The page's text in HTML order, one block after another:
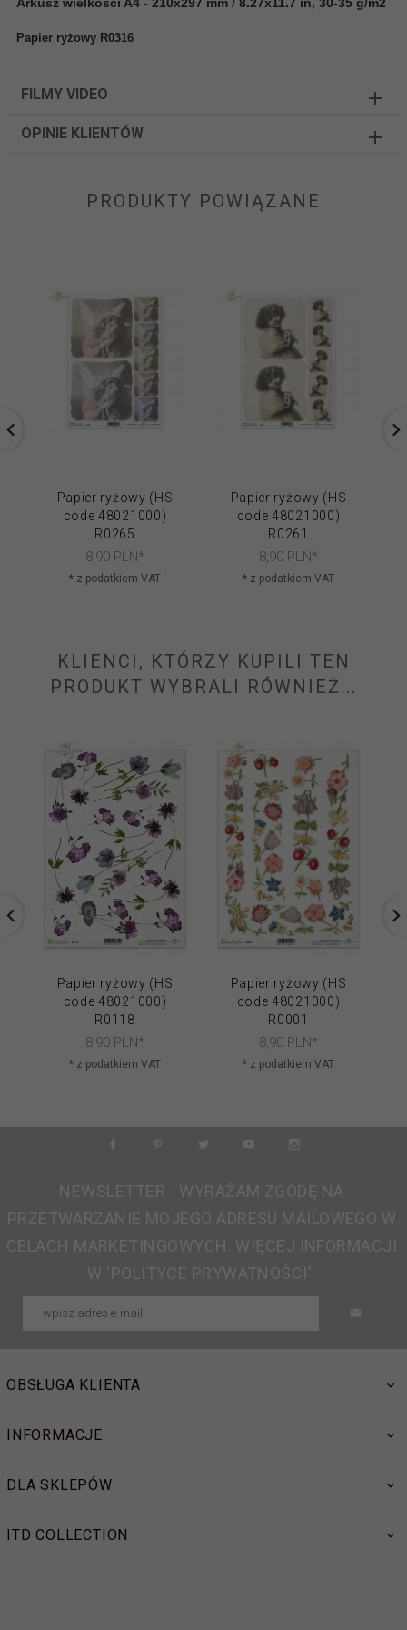
Papier ryżowy R0316
FILMY VIDEO
OPINIE KLIENTÓW
PRODUKTY POWIĄZANE
Papier ryżowy (HS
code 48021000)
R0265
8,90 PLN*
* z podatkiem VAT
Papier ryżowy (HS
code 48021000)
R0261
8,90 PLN*
* z podatkiem VAT
KLIENCI, KTÓRZY KUPILI TEN
PRODUKT WYBRALI RÓWNIEŻ...
Papier ryżowy (HS
code 48021000)
R0118
8,90 PLN*
* z podatkiem VAT
Papier ryżowy (HS
code 48021000)
R0001
8,90 PLN*
* z podatkiem VAT
NEWSLETTER - WYRAŻAM ZGODĘ NA
PRZETWARZANIE MOJEGO ADRESU MAILOWEGO W
CELACH MARKETINGOWYCH. WIĘCEJ INFORMACJI
W 'POLITYCE PRYWATNOŚCI'.
OBSŁUGA KLIENTA
INFORMACJE
DLA SKLEPÓW
ITD COLLECTION